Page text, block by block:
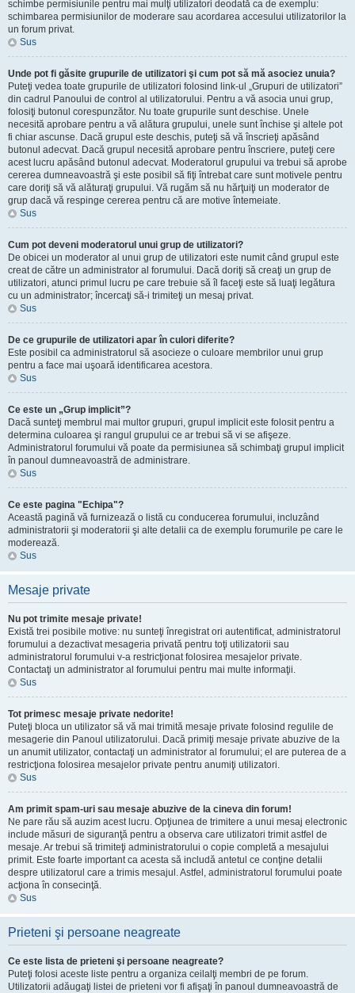
schimbe permisiunile pentru mai mulţi utilizatori deodată ca de exemplu:
schimbarea permisiunilor de moderare sau acordarea accesului utilizatorilor la
un forum privat.
Sus
Unde pot fi găsite grupurile de utilizatori şi cum pot să mă asociez unuia?
Puteţi vedea toate grupurile de utilizatori folosind link-ul „Grupuri de utilizatori”
din cadrul Panoului de control al utilizatorului. Pentru a vă asocia unui grup,
folosiţi butonul corespunzător. Nu toate grupurile sunt deschise. Unele
necesită aprobare pentru a vă alătura grupului, unele sunt închise şi altele pot
fi chiar ascunse. Dacă grupul este deschis, puteţi să vă înscrieţi apăsând
butonul adecvat. Dacă grupul necesită aprobare pentru înscriere, puteţi cere
acest lucru apăsând butonul adecvat. Moderatorul grupului va trebui să aprobe
cererea dumneavoastră şi este posibil să fiţi întrebat care sunt motivele pentru
care doriţi să vă alăturaţi grupului. Vă rugăm să nu hărţuiţi un moderator de
grup dacă vă respinge cererea pentru că are motive întemeiate.
Sus
Cum pot deveni moderatorul unui grup de utilizatori?
De obicei un moderator al unui grup de utilizatori este numit când grupul este
creat de către un administrator al forumului. Dacă doriţi să creaţi un grup de
utilizatori, atunci primul lucru pe care trebuie să îl faceţi este să luaţi legătura
cu un administrator; încercaţi să-i trimiteţi un mesaj privat.
Sus
De ce grupurile de utilizatori apar în culori diferite?
Este posibil ca administratorul să asocieze o culoare membrilor unui grup
pentru a face mai uşoară identificarea acestora.
Sus
Ce este un „Grup implicit”?
Dacă sunteţi membrul mai multor grupuri, grupul implicit este folosit pentru a
determina culoarea şi rangul grupului ce ar trebui să vi se afişeze.
Administratorul forumului vă poate da permisiunea să schimbaţi grupul implicit
în panoul dumneavoastră de administrare.
Sus
Ce este pagina "Echipa"?
Această pagină vă furnizează o listă cu conducerea forumului, incluzând
administratorii şi moderatorii şi alte detalii ca de exemplu forumurile pe care le
moderează.
Sus
Mesaje private
Nu pot trimite mesaje private!
Există trei posibile motive: nu sunteţi înregistrat ori autentificat, administratorul
forumului a dezactivat mesageria privată pentru toţi utilizatorii sau
administratorul forumului v-a restricţionat folosirea mesajelor private.
Contactaţi un administrator al forumului pentru mai multe informaţii.
Sus
Tot primesc mesaje private nedorite!
Puteţi bloca un utilizator să vă mai trimită mesaje private folosind regulile de
mesagerie din Panoul utilizatorului. Dacă primiţi mesaje private abuzive de la
un anumit utilizator, contactaţi un administrator al forumului; el are puterea de a
restricţiona folosirea mesajelor private pentru anumiţi utilizatori.
Sus
Am primit spam-uri sau mesaje abuzive de la cineva din forum!
Ne pare rău să auzim acest lucru. Opţiunea de trimitere a unui mesaj electronic
include măsuri de siguranţă pentru a observa care utilizatori trimit astfel de
mesaje. Ar trebui să trimiteţi administratorului o copie completă a mesajului
primit. Este foarte important ca acesta să includă antetul ce conţine detalii
despre utilizatorul care a trimis mesajul. Astfel, administratorul forumului poate
acţiona în consecinţă.
Sus
Prieteni şi persoane neagreate
Ce este lista de prieteni şi persoane neagreate?
Puteţi folosi aceste liste pentru a organiza ceilalţi membri de pe forum.
Utilizatorii adăugaţi listei de prieteni vor fi afişaţi în panoul dumneavoastră de